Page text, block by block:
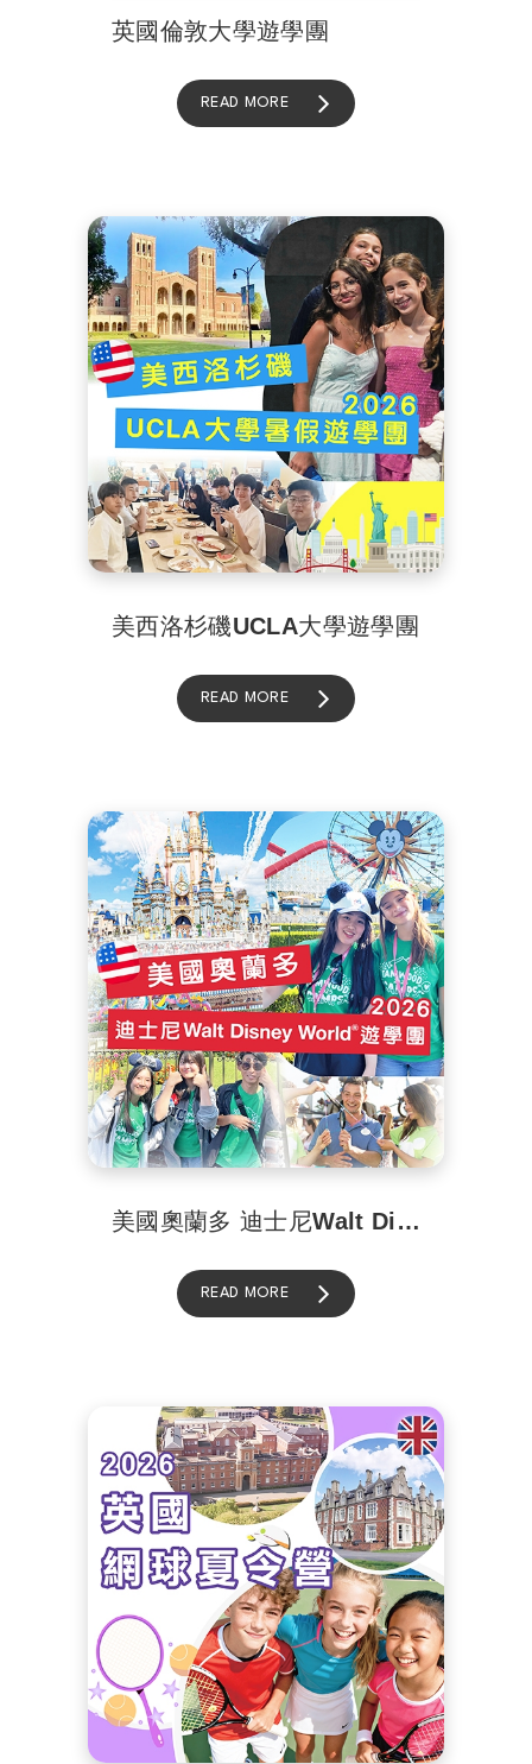
英國倫敦大學遊學團
READ MORE
美西洛杉磯UCLA大學遊學團
READ MORE
美國奧蘭多 迪士尼Walt Disney World 遊學團
READ MORE